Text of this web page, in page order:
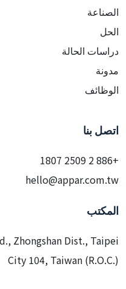
الصناعة
الحل
دراسات الحالة
مدونة
الوظائف
اتصل بنا
+886 2 2509 1807
hello@appar.com.tw
المكتب
Zhongshan Dist., Taipei
City 104, Taiwan (R.O.C.)